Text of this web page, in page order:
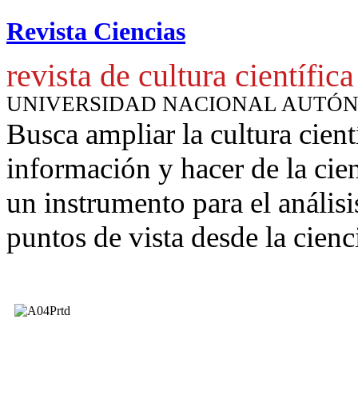
Revista Ciencias
revista de cultura científica
UNIVERSIDAD NACIONAL
Busca ampliar la cultura
información y hacer de la
un instrumento para el
puntos de vista desde la